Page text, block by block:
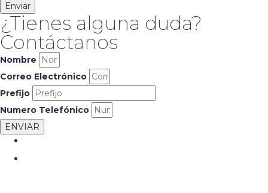
Enviar
¿Tienes alguna duda?
Contáctanos
Nombre
Correo Electrónico
Prefijo
Numero Telefónico
ENVIAR